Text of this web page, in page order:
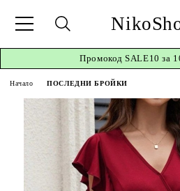
ПромокодSALE10 за
Начало ПОСЛЕДНИ БРОЙКИ